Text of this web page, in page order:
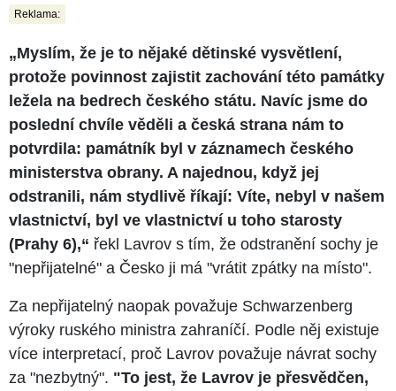
Reklama:
„Myslím, že je to nějaké dětinské vysvětlení,
protože povinnost zajistit zachování této památky
ležela na bedrech českého státu. Navíc jsme do
poslední chvíle věděli a česká strana nám to
potvrdila: památník byl v záznamech českého
ministerstva obrany. A najednou, když jej
odstranili, nám stydlivě říkají: Víte, nebyl v našem
vlastnictví, byl ve vlastnictví u toho starosty
(Prahy 6),“ řekl Lavrov s tím, že odstranění sochy je
"nepřijatelné" a Česko ji má "vrátit zpátky na místo".
Za nepřijatelný naopak považuje Schwarzenberg
výroky ruského ministra zahraníčí. Podle něj existuje
více interpretací, proč Lavrov považuje návrat sochy
za "nezbytný". "To jest, že Lavrov je přesvědčen,